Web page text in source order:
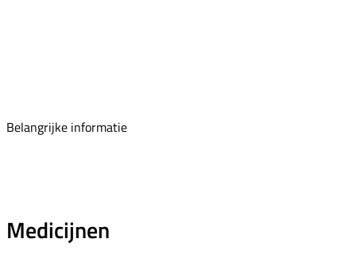
Belangrijke informatie
Medicijnen